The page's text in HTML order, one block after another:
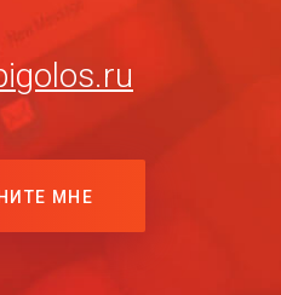
МНЕ